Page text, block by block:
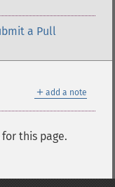
a Pull
＋ add a note
this page.